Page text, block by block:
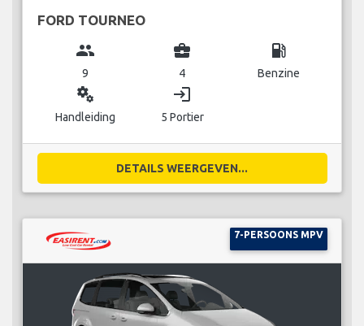
FORD TOURNEO
group
9
business_center
4
local_gas_station
Benzine
miscellaneous_services
Handleiding
login
5 Portier
DETAILS WEERGEVEN...
7-PERSOONS MPV